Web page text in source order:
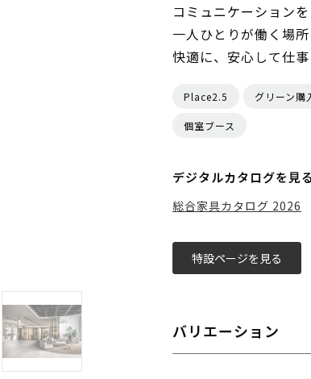
コミュニケーション
一人ひとりが働く場
快適に、安心して仕
Place2.5 グリーン購
個室ブース
デジタルカタログを見
総合家具カタログ 2026
特設ページを見る
バリエーション